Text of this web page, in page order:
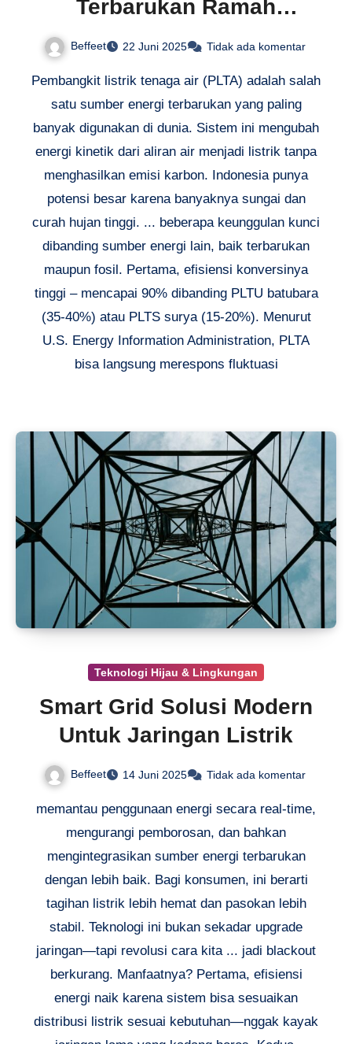
Terbarukan Ramah
Lingkungan
Beffeet 22 Juni 2025 Tidak ada komentar
Pembangkit listrik tenaga air (PLTA) adalah salah
satu sumber energi terbarukan yang paling
banyak digunakan di dunia. Sistem ini mengubah
energi kinetik dari aliran air menjadi listrik tanpa
menghasilkan emisi karbon. Indonesia punya
potensi besar karena banyaknya sungai dan
curah hujan tinggi. ... beberapa keunggulan kunci
dibanding sumber energi lain, baik terbarukan
maupun fosil. Pertama, efisiensi konversinya
tinggi – mencapai 90% dibanding PLTU batubara
(35-40%) atau PLTS surya (15-20%). Menurut
U.S. Energy Information Administration, PLTA
bisa langsung merespons fluktuasi
Teknologi Hijau & Lingkungan
Smart Grid Solusi Modern
Untuk Jaringan Listrik
Beffeet 14 Juni 2025 Tidak ada komentar
memantau penggunaan energi secara real-time,
mengurangi pemborosan, dan bahkan
mengintegrasikan sumber energi terbarukan
dengan lebih baik. Bagi konsumen, ini berarti
tagihan listrik lebih hemat dan pasokan lebih
stabil. Teknologi ini bukan sekadar upgrade
jaringan—tapi revolusi cara kita ... jadi blackout
berkurang. Manfaatnya? Pertama, efisiensi
energi naik karena sistem bisa sesuaikan
distribusi listrik sesuai kebutuhan—nggak kayak